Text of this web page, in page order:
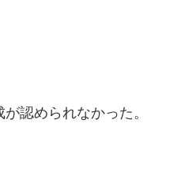
認められなかった。